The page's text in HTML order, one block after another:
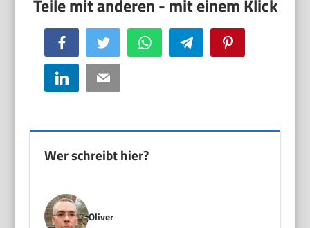
Facebook Twitter WhatsApp Telegram
LinkedIn Email
Wer schreibt hier?
Oliver